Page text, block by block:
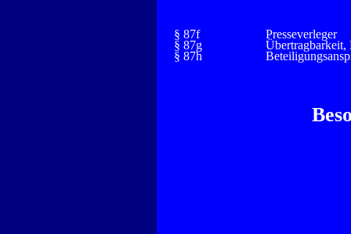
§ 87f
Presseverleger
§ 87g
Übertragbarkeit,
§ 87h